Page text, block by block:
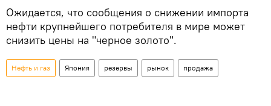
Ожидается, что сообщения о снижении импорта
нефти крупнейшего потребителя в мире может
снизить цены на "черное золото".
Нефть и газ Япония резервы рынок продажа